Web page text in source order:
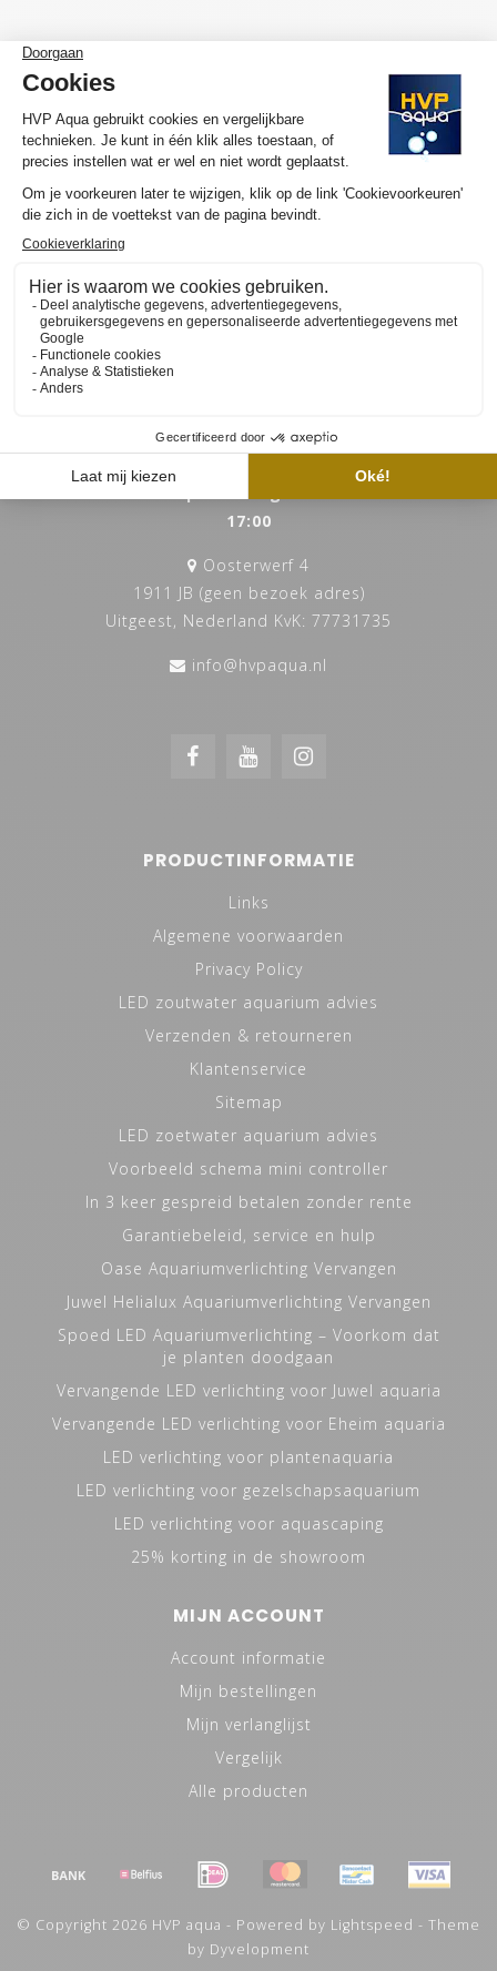
ABONNEER JE OP ONZE NIEUWSBRIEF
Ontvang als eerste nieuws, updates en speciale
aanbiedingen
17:00
Oosterwerf 4
1911 JB (geen bezoek adres)
Uitgeest, Nederland KvK: 77731735
info@hvpaqua.nl
PRODUCTINFORMATIE
Links
Algemene voorwaarden
Privacy Policy
LED zoutwater aquarium advies
Verzenden & retourneren
Klantenservice
Sitemap
LED zoetwater aquarium advies
Voorbeeld schema mini controller
In 3 keer gespreid betalen zonder rente
Garantiebeleid, service en hulp
Oase Aquariumverlichting Vervangen
Juwel Helialux Aquariumverlichting Vervangen
Spoed LED Aquariumverlichting – Voorkom dat
je planten doodgaan
Vervangende LED verlichting voor Juwel aquaria
Vervangende LED verlichting voor Eheim aquaria
LED verlichting voor plantenaquaria
LED verlichting voor gezelschapsaquarium
LED verlichting voor aquascaping
25% korting in de showroom
MIJN ACCOUNT
Account informatie
Mijn bestellingen
Mijn verlanglijst
Vergelijk
Alle producten
© Copyright 2026 HVP aqua - Powered by Lightspeed - Theme
by Dyvelopment